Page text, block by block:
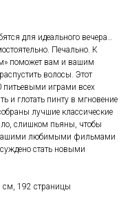
для идеального вечера…
Печально. К
поможет вам и вашим
волосы. Этот
питьевыми играми всех
и глотать пинту в мгновение
лучшие классические
слишком пьяны, чтобы
вашими любимыми фильмами
стать новыми
см, 192 страницы